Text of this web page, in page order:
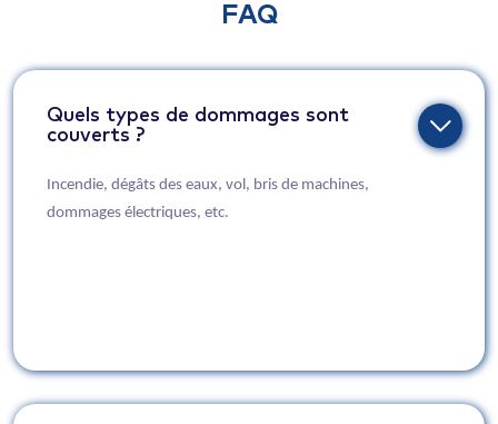
FAQ
Quels types de dommages sont
couverts ?
Incendie, dégâts des eaux, vol, bris de machines,
dommages électriques, etc.